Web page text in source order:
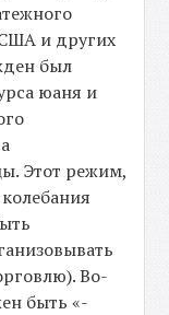
и других
был
юаня и
Этот режим,
Во-
быть «-